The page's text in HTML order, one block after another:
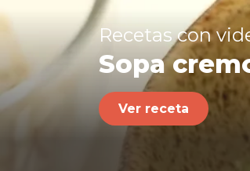
Recetas con
Sopa
Ver receta